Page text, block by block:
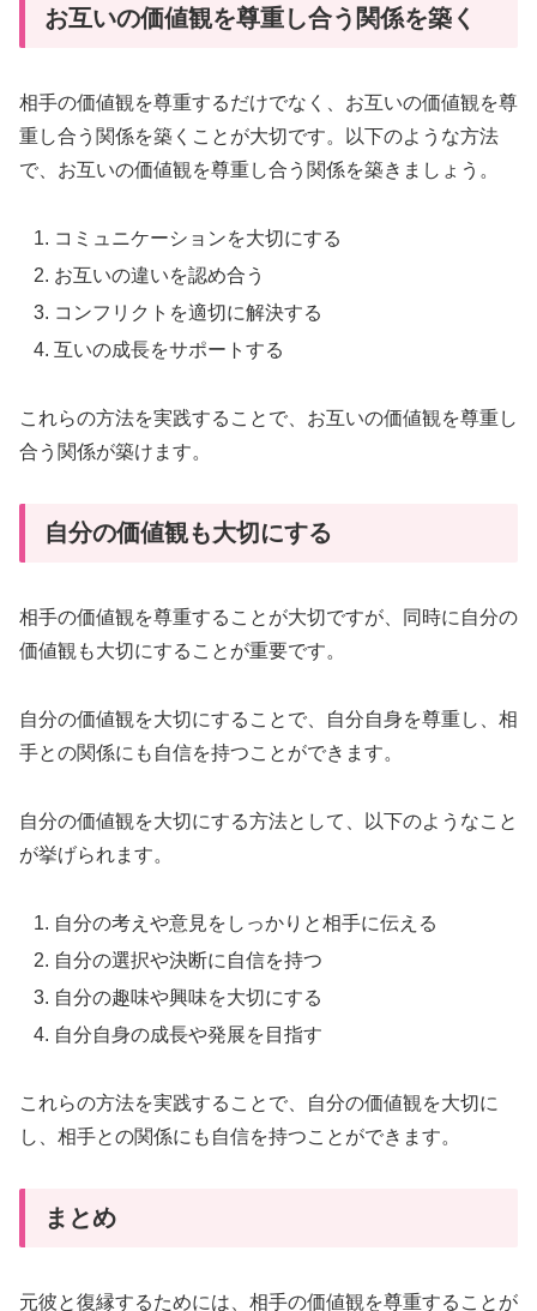
お互いの価値観を尊重し合う関係を築く
相手の価値観を尊重するだけでなく、お互いの価値観を尊
重し合う関係を築くことが大切です。以下のような方法
で、お互いの価値観を尊重し合う関係を築きましょう。
コミュニケーションを大切にする
お互いの違いを認め合う
コンフリクトを適切に解決する
互いの成長をサポートする
これらの方法を実践することで、お互いの価値観を尊重し
合う関係が築けます。
自分の価値観も大切にする
相手の価値観を尊重することが大切ですが、同時に自分の
価値観も大切にすることが重要です。
自分の価値観を大切にすることで、自分自身を尊重し、相
手との関係にも自信を持つことができます。
自分の価値観を大切にする方法として、以下のようなこと
が挙げられます。
自分の考えや意見をしっかりと相手に伝える
自分の選択や決断に自信を持つ
自分の趣味や興味を大切にする
自分自身の成長や発展を目指す
これらの方法を実践することで、自分の価値観を大切に
し、相手との関係にも自信を持つことができます。
まとめ
元彼と復縁するためには、相手の価値観を尊重することが